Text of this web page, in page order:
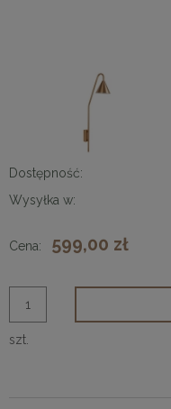
Dostępność:
Wysyłka w:
Cena: 599,00 zł
szt.